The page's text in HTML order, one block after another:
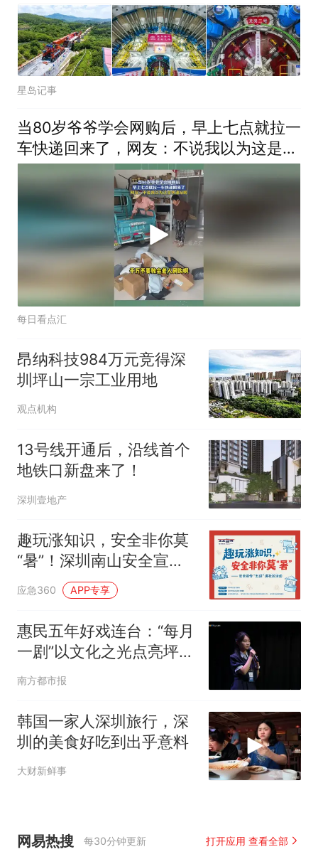
星岛记事
当80岁爷爷学会网购后，早上七点就拉一
车快递回来了，网友：不说我以为这是快
递站呢
每日看点汇
昂纳科技984万元竞得深
圳坪山一宗工业用地
观点机构
13号线开通后，沿线首个
地铁口新盘来了！
深圳壹地产
趣玩涨知识，安全非你莫
“暑”！深圳南山安全宣传
“五进”专场活动预告
应急360 APP专享
惠民五年好戏连台：“每月
一剧”以文化之光点亮坪山
美好生活
南方都市报
韩国一家人深圳旅行，深
圳的美食好吃到出乎意料
大财新鲜事
网易热搜 每30分钟更新 打开应用 查看全部